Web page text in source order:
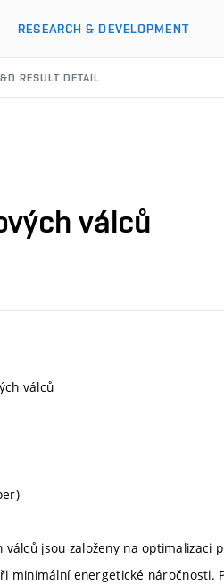
RESEARCH & DEVELOPMENT
RESULT DETAIL
válců
válců
jsou založeny na optimalizaci
minimální energetické náročnosti.